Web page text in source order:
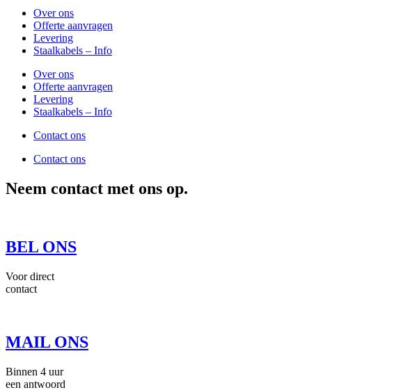
Over ons
Offerte aanvragen
Levering
Staalkabels – Info
Over ons
Offerte aanvragen
Levering
Staalkabels – Info
Contact ons
Contact ons
Neem contact met ons op.
BEL ONS
Voor direct
contact
MAIL ONS
Binnen 4 uur
een antwoord